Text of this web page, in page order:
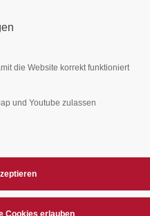
Bitte ändern Sie die
die Website korrekt funktioniert
und Youtube zulassen